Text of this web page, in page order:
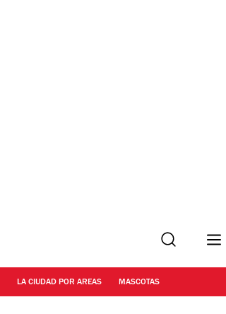
Buscar
LA CIUDAD POR AREAS MASCOTAS